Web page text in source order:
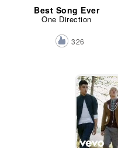
Best Song Ever
One Direction
326